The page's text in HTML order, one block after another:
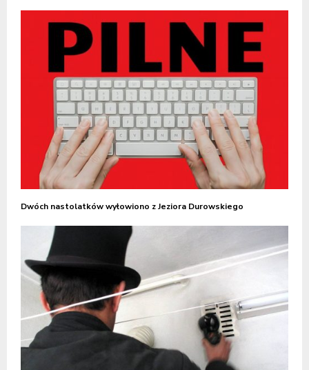
Dwóch nastolatków wyłowiono z Jeziora Durowskiego